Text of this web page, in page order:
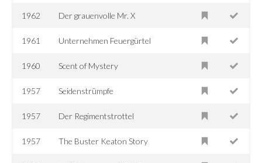
1962 Der grauenvolle Mr. X
1961 Unternehmen Feuergürtel
1960 Scent of Mystery
1957 Seidenstrümpfe
1957 Der Regimentstrottel
1957 The Buster Keaton Story